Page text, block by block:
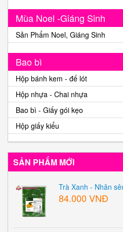
Mùa Noel -Giáng Sinh
Sản Phẩm Noel, Giáng Sinh
Bao bì
Hộp bánh kem - đế lót
Hộp nhựa - Chai nhựa
Bao bì - Giấy gói kẹo
Hộp giấy kiểu
SẢN PHẨM MỚI
Trà Xanh - Nhân
84.000 VNĐ